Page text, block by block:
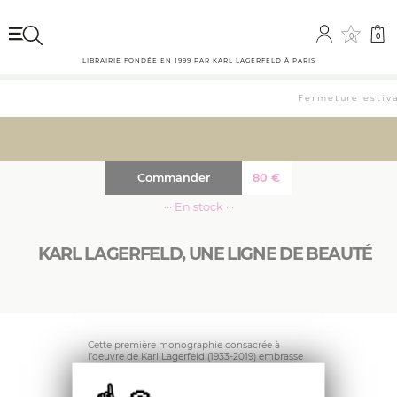
0 0
LIBRAIRIE FONDÉE EN 1999 PAR KARL LAGERFELD À PARIS
Fermeture
KARL LAGERFELD, UNE LIGNE DE BEAUTÉ
80€
Commander
··· En stock ···
Cette première monographie consacrée à
l’oeuvre de Karl Lagerfeld (1933-2019) embrasse
1960 et 1970, puis chez Chanel et pour sa griffe